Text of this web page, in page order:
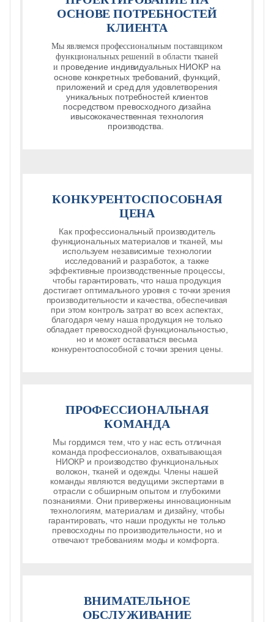
ОСНОВЕ ПОТРЕБНОСТЕЙ
КЛИЕНТА
Мы являемся профессиональным поставщиком
функциональных решений в области тканей
и проведение индивидуальных НИОКР на
основе конкретных требований, функций,
приложений и сред для удовлетворения
уникальных потребностей клиентов
посредством превосходного дизайна
ивысококачественная технология
производства.
КОНКУРЕНТОСПОСОБНАЯ
ЦЕНА
Как профессиональный производитель
функциональных материалов и тканей, мы
используем независимые технологии
исследований и разработок, а также
эффективные производственные процессы,
чтобы гарантировать, что наша продукция
достигает оптимального уровня с точки зрения
производительности и качества, обеспечивая
при этом контроль затрат во всех аспектах,
благодаря чему наша продукция не только
обладает превосходной функциональностью,
но и может оставаться весьма
конкурентоспособной с точки зрения цены.
ПРОФЕССИОНАЛЬНАЯ
КОМАНДА
Мы гордимся тем, что у нас есть отличная
команда профессионалов, охватывающая
НИОКР и производство функциональных
волокон, тканей и одежды. Члены нашей
команды являются ведущими экспертами в
отрасли с обширным опытом и глубокими
познаниями. Они привержены инновационным
технологиям, материалам и дизайну, чтобы
гарантировать, что наши продукты не только
превосходны по производительности, но и
отвечают требованиям моды и комфорта.
ВНИМАТЕЛЬНОЕ
ОБСЛУЖИВАНИЕ